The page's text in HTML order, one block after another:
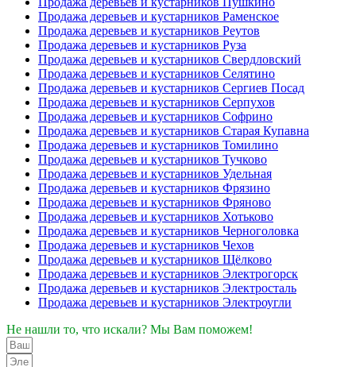
Продажа деревьев и кустарников Раменское
Продажа деревьев и кустарников Реутов
Продажа деревьев и кустарников Руза
Продажа деревьев и кустарников Свердловский
Продажа деревьев и кустарников Селятино
Продажа деревьев и кустарников Сергиев Посад
Продажа деревьев и кустарников Серпухов
Продажа деревьев и кустарников Софрино
Продажа деревьев и кустарников Старая Купавна
Продажа деревьев и кустарников Томилино
Продажа деревьев и кустарников Тучково
Продажа деревьев и кустарников Удельная
Продажа деревьев и кустарников Фрязино
Продажа деревьев и кустарников Фряново
Продажа деревьев и кустарников Хотьково
Продажа деревьев и кустарников Черноголовка
Продажа деревьев и кустарников Чехов
Продажа деревьев и кустарников Щёлково
Продажа деревьев и кустарников Электрогорск
Продажа деревьев и кустарников Электросталь
Продажа деревьев и кустарников Электроугли
Не нашли то, что искали? Мы Вам поможем!